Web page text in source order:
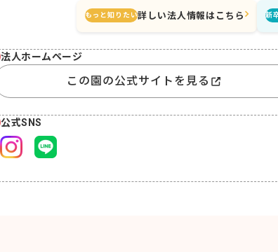
もっと知りたい詳しい法人情報はこちら 新
法人ホームページ
この園の公式サイトを見る
公式SNS